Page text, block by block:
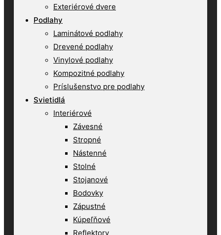
Exteriérové dvere
Podlahy
Laminátové podlahy
Drevené podlahy
Vinylové podlahy
Kompozitné podlahy
Príslušenstvo pre podlahy
Svietidlá
Interiérové
Závesné
Stropné
Nástenné
Stolné
Stojanové
Bodovky
Zápustné
Kúpeľňové
Reflektory